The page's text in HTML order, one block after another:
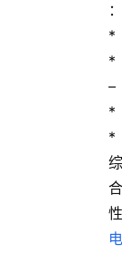
：
*
*
–
*
*
综
合
性
电